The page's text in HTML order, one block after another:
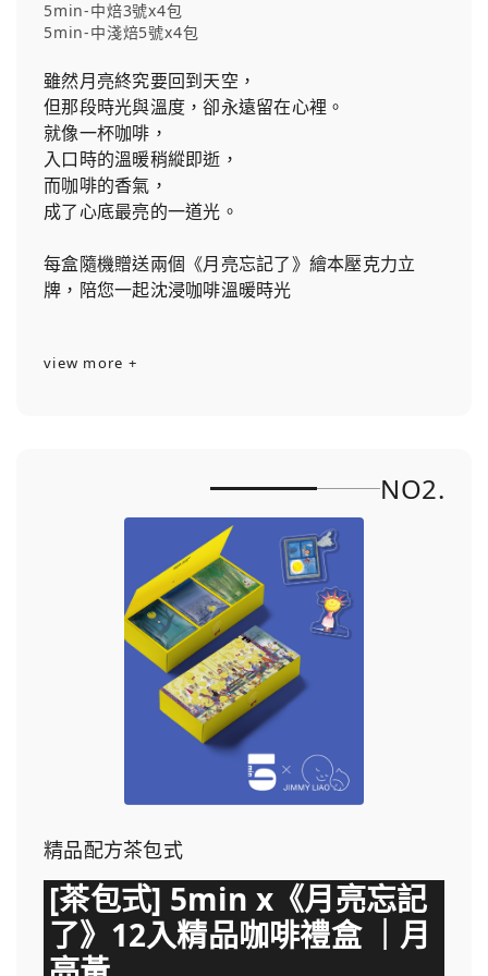
5min-中焙3號x4包
5min-中淺焙5號x4包
雖然月亮終究要回到天空，
但那段時光與溫度，卻永遠留在心裡。
就像一杯咖啡，
入口時的溫暖稍縱即逝，
而咖啡的香氣，
成了心底最亮的一道光。
每盒隨機贈送兩個《月亮忘記了》繪本壓克力立
牌，陪您一起沈浸咖啡溫暖時光
view more +
NO2.
精品配方茶包式
[茶包式] 5min x《月亮忘記
了》12入精品咖啡禮盒 ｜月